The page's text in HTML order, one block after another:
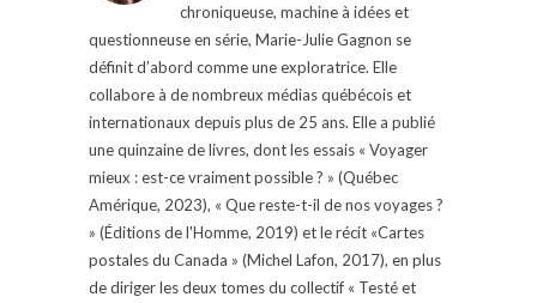
chroniqueuse, machine à idées et
questionneuse en série, Marie-Julie Gagnon se
définit d’abord comme une exploratrice. Elle
collabore à de nombreux médias québécois et
internationaux depuis plus de 25 ans. Elle a publié
une quinzaine de livres, dont les essais « Voyager
mieux : est-ce vraiment possible ? » (Québec
Amérique, 2023), « Que reste-t-il de nos voyages ?
» (Éditions de l'Homme, 2019) et le récit «Cartes
postales du Canada » (Michel Lafon, 2017), en plus
de diriger les deux tomes du collectif « Testé et